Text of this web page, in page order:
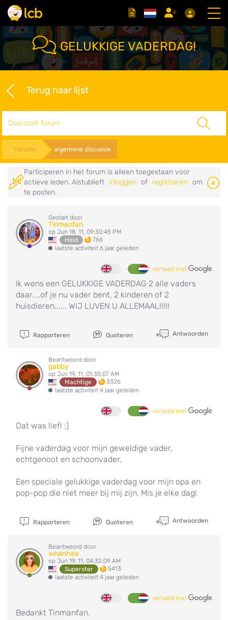
GELUKKIGE VADERDAG!
Terug naar lijst
Forums algemene discussie
Participeren in het forum is alleen toegestaan voor
actieve leden. Alstublieft inloggen of registreren om
te posten.
Gestart door
Tinmanfan
op Jun 18, 11, 09:30:45 PM
Held
766
laatste activiteit 6 jaar geleden
vertaald met
Ik wens een GELUKKIGE VADERDAG 2 alle vaders
daar....of je nu vader bent, 2 kinderen of 2
huisdieren...... WIJ LUVEN U ALLEMAAL!!!!!
Rapporteren Quoteren Antwoorden
Beantwoord door
gabby
op Jun 19, 11, 01:35:07 AM
Machtige
3326
laatste activiteit 4 jaar geleden
vertaald met
Dat was lief! :)
Fijne vaderdag voor mijn geweldige vader,
echtgenoot en schoonvader.
Een speciale gelukkige vaderdag voor mijn opa en
pop-pop die niet meer bij mij zijn. Mis je elke dag!
Rapporteren Quoteren Antwoorden
Beantwoord door
wnanhee
op Jun 19, 11, 04:32:09 AM
Superster
5413
laatste activiteit 4 jaar geleden
vertaald met
Bedankt Tinmanfan.